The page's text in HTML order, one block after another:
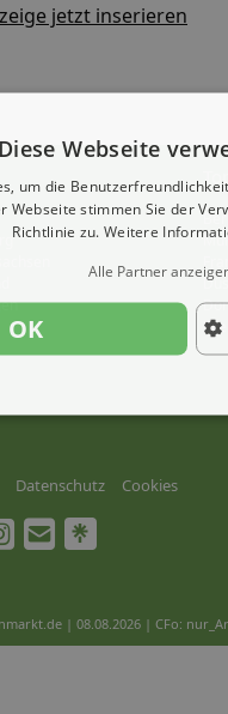
jetzt inserieren
Datenschutz Cookies
| 08.08.2026 | CFo:
Diese Webseite
um die
Webseite stimmen Sie der
Richtlinie zu. Weitere
Alle Partner
OK